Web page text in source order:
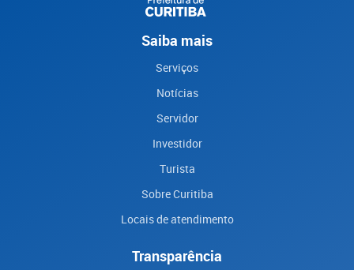
Saiba mais
Serviços
Notícias
Servidor
Investidor
Turista
Sobre Curitiba
Locais de atendimento
Transparência